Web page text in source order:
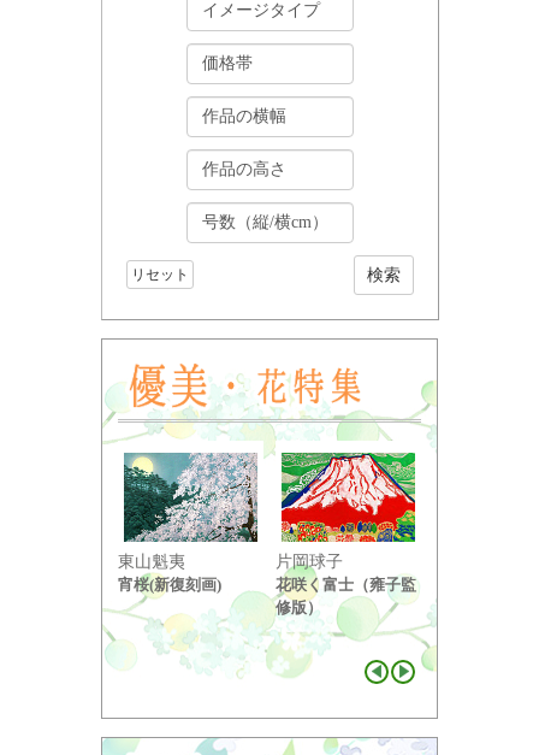
リセット
東山魁夷
宵桜(新復刻画)
片岡球子
花咲く富士（雍子監
修版）